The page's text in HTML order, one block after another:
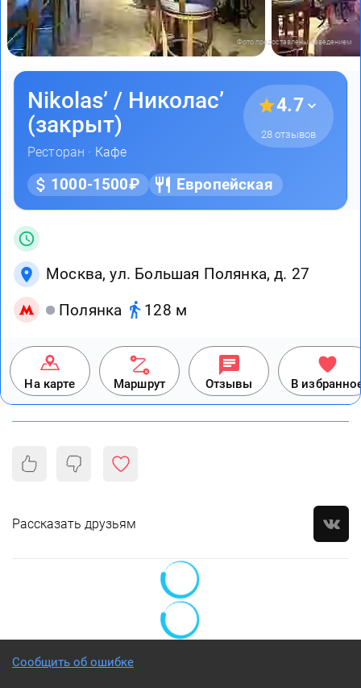
Фото предоставлены заведением
Nikolas’ / Николас’
(закрыт)
Ресторан · Кафе
4.7
28 отзывов
1000-1500₽ Европейская
Москва, ул. Большая Полянка, д. 27
Полянка
128 м
На карте Маршрут Отзывы В
Рассказать друзьям
Сообщить об ошибке